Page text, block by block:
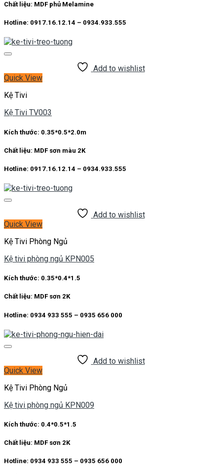
Chất liệu: MDF phủ Melamine
Hotline: 0917.16.12.14 – 0934.933.555
Add to wishlist
Quick View
Kệ Tivi
Kệ Tivi TV003
Kích thước: 0.35*0.5*2.0m
Chất liệu: MDF sơn màu 2K
Hotline: 0917.16.12.14 – 0934.933.555
Add to wishlist
Quick View
Kệ Tivi Phòng Ngủ
Kệ tivi phòng ngủ KPN005
Kích thước: 0.35*0.4*1.5
Chất liệu: MDF sơn 2K
Hotline: 0934 933 555 – 0935 656 000
Add to wishlist
Quick View
Kệ Tivi Phòng Ngủ
Kệ tivi phòng ngủ KPN009
Kích thước: 0.4*0.5*1.5
Chất liệu: MDF sơn 2K
Hotline: 0934 933 555 – 0935 656 000